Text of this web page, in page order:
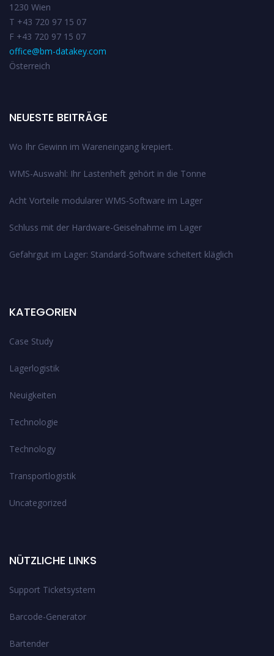
1230 Wien
T +43 720 97 15 07
F +43 720 97 15 07
office@bm-datakey.com
Österreich
NEUESTE BEITRÄGE
Wo Ihr Gewinn im Wareneingang krepiert.
WMS-Auswahl: Ihr Lastenheft gehört in die Tonne
Acht Vorteile modularer WMS-Software im Lager
Schluss mit der Hardware-Geiselnahme im Lager
Gefahrgut im Lager: Standard-Software scheitert kläglich
KATEGORIEN
Case Study
Lagerlogistik
Neuigkeiten
Technologie
Technology
Transportlogistik
Uncategorized
NÜTZLICHE LINKS
Support Ticketsystem
Barcode-Generator
Bartender